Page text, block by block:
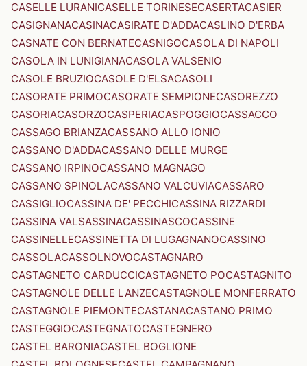
CASELLE LURANICASELLE TORINESECASERTACASIER
CASIGNANACASINACASIRATE D'ADDACASLINO D'ERBA
CASNATE CON BERNATECASNIGOCASOLA DI NAPOLI
CASOLA IN LUNIGIANACASOLA VALSENIO
CASOLE BRUZIOCASOLE D'ELSACASOLI
CASORATE PRIMOCASORATE SEMPIONECASOREZZO
CASORIACASORZOCASPERIACASPOGGIOCASSACCO
CASSAGO BRIANZACASSANO ALLO IONIO
CASSANO D'ADDACASSANO DELLE MURGE
CASSANO IRPINOCASSANO MAGNAGO
CASSANO SPINOLACASSANO VALCUVIACASSARO
CASSIGLIOCASSINA DE' PECCHICASSINA RIZZARDI
CASSINA VALSASSINACASSINASCOCASSINE
CASSINELLECASSINETTA DI LUGAGNANOCASSINO
CASSOLACASSOLNOVOCASTAGNARO
CASTAGNETO CARDUCCICASTAGNETO POCASTAGNITO
CASTAGNOLE DELLE LANZECASTAGNOLE MONFERRATO
CASTAGNOLE PIEMONTECASTANACASTANO PRIMO
CASTEGGIOCASTEGNATOCASTEGNERO
CASTEL BARONIACASTEL BOGLIONE